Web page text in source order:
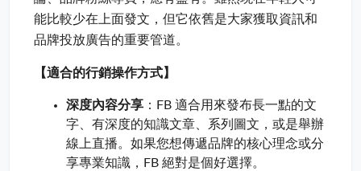
能比較少在上面發文，但它依舊是大家獲取資訊和
品牌投放廣告的重要管道。
【適合的行銷操作方式】
深度內容分享 ：FB 適合用來發布長一點的文
字、有深度的知識文章、系列圖文，或是舉辦
線上直播。如果您想傳遞品牌的核心理念或分
享專業知識，FB 絕對是個好選擇。